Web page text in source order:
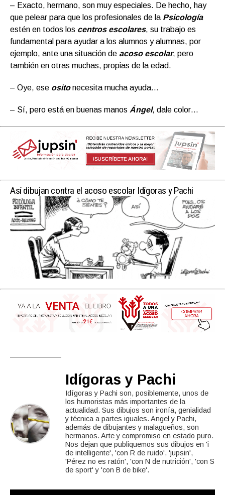
– Exacto, hermano, son muy especiales. De hecho, hay
que pelear para que los profesionales de la Psicología
estén en todos los centros escolares, su trabajo es
fundamental para ayudar a los alumnos y alumnas, por
ejemplo, ante una situación de acoso escolar, pero
también en otras muchas, propias de la edad.
– Oye, ese ositonecesita mucha ayuda…
– Sí, pero está en buenas manos Ángel, dale color…
Así dibujan contra el acoso escolar Idígoras y Pachi
Idígoras y Pachi
Idígoras y Pachi son, posiblemente, unos de
los humoristas más importantes de la
actualidad. Sus dibujos son ironía, genialidad
y técnica a partes iguales. Angel y Pachi,
además de dibujantes y malagueños, son
hermanos. Arte y compromiso en estado puro.
Nos dejan que publiquemos sus dibujos en 'i
de intelligente', 'con R de ruido', 'jupsin',
'Pérez no es ratón', 'con N de nutrición', 'con S
de sport' y 'con B de bike'.